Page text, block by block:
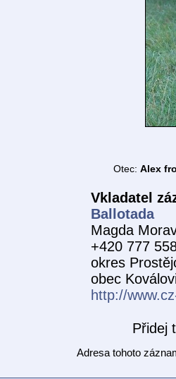
Otec: Alex
Vkladatel
Ballotada
Magda
+420 777
okres
obec
http://
Přidej
Adresa tohoto